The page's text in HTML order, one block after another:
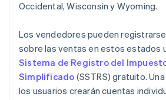
Occidental, Wisconsin y Wyoming.
Los vendedores pueden
sobre las ventas en estos estados
Sistema de Registro del
Simplificado (SSTRS) gratuito.
los usuarios crearán cuentas